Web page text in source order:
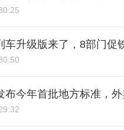
车升级版来了，8部门促
今年首批地方标准，外